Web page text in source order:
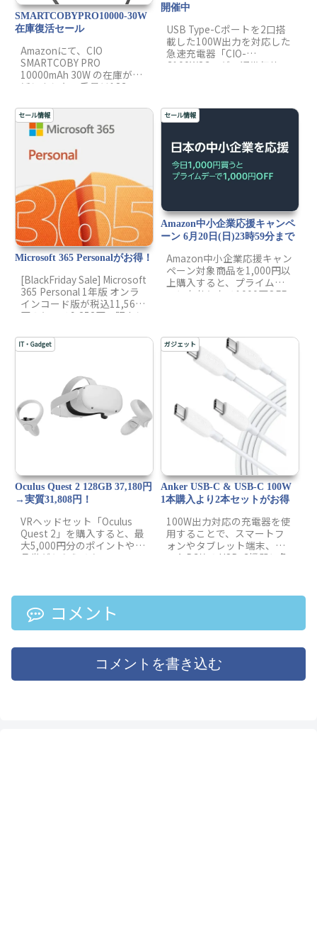
SMARTCOBYPRO10000-30W
在庫復活セール
Amazonにて、CIO
‎SMARTCOBY PRO
10000mAh 30W の在庫が復
活しました。重量は183g
のが特徴の1つ。コンパクト
で高出力のため、利用範囲
が広くつかえます。
10000mAhクラスの中で世
界最小・最軽量級の1つです
ので、是非購入を検討して
みてください。
開催中
USB Type-Cポートを2口搭
載した100W出力を対応した
急速充電器「CIO-
G100W2C」が、通常価格
きます。8/11 23:59迄の限定
です。
セール情報
Microsoft 365 Personalがお得！
[BlackFriday Sale] Microsoft
365 Personal 1年版 オンラ
インコード版が税込11,565
円のところ9,252円で販売し
20%の割引が自動適用され
ます。なお、更新の人限定
能です。クーポンコード
セール情報
Amazon中小企業応援キャンペ
ーン 6月20日(日)23時59分まで
Amazon中小企業応援キャン
ペーン対象商品を1,000円以
上購入すると、プライムデ
ーに有効となる1000円OFF
れずに！
IT・Gadget
Oculus Quest 2 128GB 37,180円
→実質31,808円！
VRヘッドセット「Oculus
Quest 2」を購入すると、最
大5,000円分のポイントや商
品券がもらえるキャンペー
しめるようにOculus Quest
2を購入してみるのはいかが
でしょうか？
ガジェット
Anker USB-C & USB-C 100W
1本購入より2本セットがお得
100W出力対応の充電器を使
用することで、スマートフ
ォンやタブレット端末、ノ
ートPC等のUSB-C機器に急
した。同ケーブルはの単品
2,392円で購入できるのはか
コメント
コメントを書き込む